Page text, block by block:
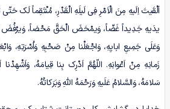
اَلْقَیتَ اِلَیهِ مِنَ الْاَمْرِ فِی لَیلَهِ الْقَدْرِ، مُنْتَقِماً لَک
یدَیهِ جَدِیداً غَضّاً، وَیمْحَضَ الْحَقَّ مَحْضاً، وَیرْفُضَ
وَعَلَی جَمِیعِ ابایِهِ، وَاجْعَلْنا مِنْ صَحْبِهِ وَاُسْرَتِهِ،
زَمانِهِ مِنْ اَعْوانِهِ. اللّهُمَّ اَدْرِک بِنا قِیامَهُ،
سَلامَهُ، وَالسَّلامُ عَلَیهِ وَرَحْمَهُ اللّهِ وَبَرَکاتُهُ.